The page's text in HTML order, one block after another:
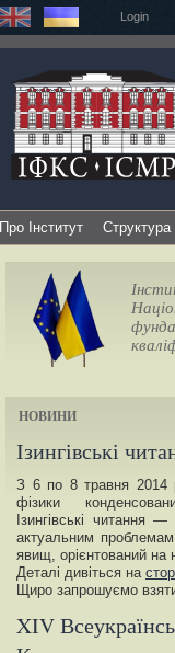
Login
Про Інститут Структура
НОВИНИ
Ізингівські
З 6 по 8 травня 2014
фізики
Ізингівські читання
актуальним
явищ, орієнтований на
Деталі дивіться на
Щиро запрошуємо взяти
XIV